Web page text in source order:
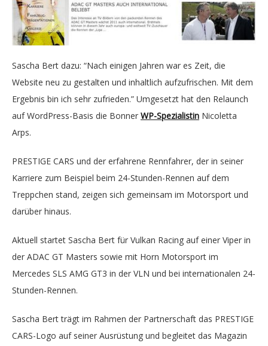
Sascha Bert dazu: “Nach einigen Jahren war es Zeit, die
Website neu zu gestalten und inhaltlich aufzufrischen. Mit dem
Ergebnis bin ich sehr zufrieden.” Umgesetzt hat den Relaunch
auf WordPress-Basis die Bonner WP-Spezialistin Nicoletta
Arps.
PRESTIGE CARS und der erfahrene Rennfahrer, der in seiner
Karriere zum Beispiel beim 24-Stunden-Rennen auf dem
Treppchen stand, zeigen sich gemeinsam im Motorsport und
darüber hinaus.
Aktuell startet Sascha Bert für Vulkan Racing auf einer Viper in
der ADAC GT Masters sowie mit Horn Motorsport im
Mercedes SLS AMG GT3 in der VLN und bei internationalen 24-
Stunden-Rennen.
Sascha Bert trägt im Rahmen der Partnerschaft das PRESTIGE
CARS-Logo auf seiner Ausrüstung und begleitet das Magazin